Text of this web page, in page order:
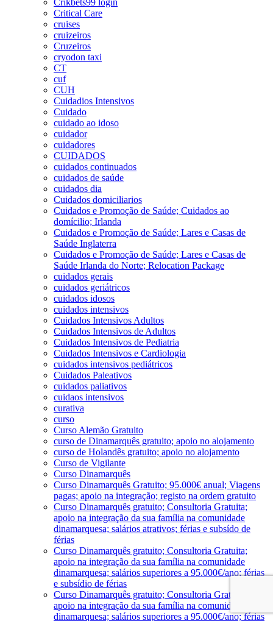
Critical Care
cruises
cruizeiros
Cruzeiros
cryodon taxi
CT
cuf
CUH
Cuidadios Intensivos
Cuidado
cuidado ao idoso
cuidador
cuidadores
CUIDADOS
cuidados continuados
cuidados de saúde
cuidados dia
Cuidados domiciliarios
Cuidados e Promoção de Saúde; Cuidados ao
domícilio; Irlanda
Cuidados e Promoção de Saúde; Lares e Casas de
Saúde Inglaterra
Cuidados e Promoção de Saúde; Lares e Casas de
Saúde Irlanda do Norte; Relocation Package
cuidados gerais
cuidados geriátricos
cuidados idosos
cuidados intensivos
Cuidados Intensivos Adultos
Cuidados Intensivos de Adultos
Cuidados Intensivos de Pediatria
Cuidados Intensivos e Cardiologia
cuidados intensivos pediátricos
Cuidados Paleativos
cuidados paliativos
cuidaos intensivos
curativa
curso
Curso Alemão Gratuito
curso de Dinamarquês gratuito; apoio no alojamento
curso de Holandês gratuito; apoio no alojamento
Curso de Vigilante
Curso Dinamarquês
Curso Dinamarquês Gratuito; 95.000€ anual; Viagens
pagas; apoio na integração; registo na ordem gratuito
Curso Dinamarquês gratuito; Consultoria Gratuita;
apoio na integração da sua família na comunidade
dinamarquesa; salários atrativos; férias e subsído de
férias
Curso Dinamarquês gratuito; Consultoria Gratuita;
apoio na integração da sua família na comunidade
dinamarquesa; salários superiores a 95.000€/ano; férias
e subsídio de férias
Curso Dinamarquês gratuito; Consultoria Gratuita;
apoio na integração da sua família na comunidade
dinamarquesa; salários superiores a 95.000€/ano; férias